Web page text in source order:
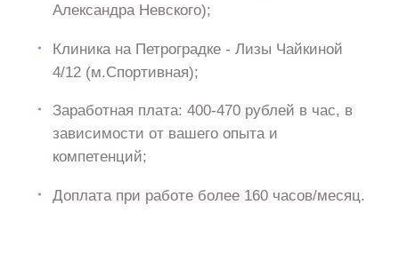
Александра Невского);
Клиника на Петроградке - Лизы Чайкиной
4/12 (м.Спортивная);
Заработная плата: 400-470 рублей в час, в
зависимости от вашего опыта и
компетенций;
Доплата при работе более 160 часов/месяц.